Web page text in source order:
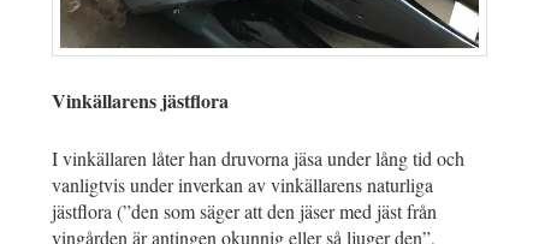
Vinkällarens jästflora
I vinkällaren låter han druvorna jäsa under lång tid och
vanligtvis under inverkan av vinkällarens naturliga
jästflora (”den som säger att den jäser med jäst från
vingården är antingen okunnig eller så ljuger den”,